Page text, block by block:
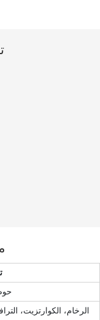
الرخام، الكوارتزيت،